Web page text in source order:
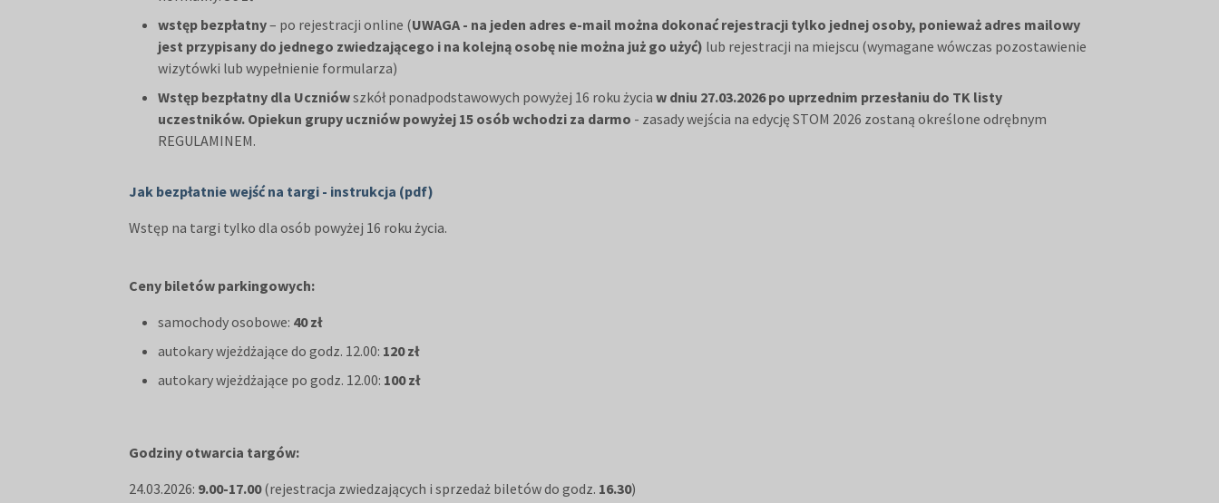
wstęp bezpłatny– po rejestracji online (UWAGA - na jeden adres e-mail można dokonać rejestracji tylko jednej osoby, ponieważ adres mailowy
jest przypisany do jednego zwiedzającego i na kolejną osobę nie można już go użyć) lub rejestracji na miejscu (wymagane wówczas pozostawienie
wizytówki lub wypełnienie formularza)
Wstęp bezpłatny dla Uczniówszkół ponadpodstawowych powyżej 16 roku życia w dniu 27.03.2026 po uprzednim przesłaniu do TK listy
uczestników. Opiekun grupy uczniów powyżej 15 osób wchodzi za darmo - zasady wejścia na edycję STOM 2026 zostaną określone odrębnym
REGULAMINEM.
Jak bezpłatnie wejść na targi - instrukcja (pdf)
Wstęp na targi tylko dla osób powyżej 16 roku życia.
Ceny biletów parkingowych:
samochody osobowe: 40 zł
autokary wjeżdżające do godz. 12.00: 120 zł
autokary wjeżdżające po godz. 12.00: 100 zł
Godziny otwarcia targów:
24.03.2026: 9.00-17.00(rejestracja zwiedzających i sprzedaż biletów do godz. 16.30)